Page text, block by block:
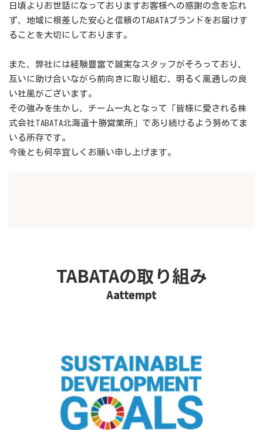
日頃よりお世話になっておりますお客様への感謝の念を忘れ
ず、地域に根差した安心と信頼のTABATAブランドをお届けす
ることを大切にしております。
また、弊社には経験豊富で誠実なスタッフがそろっており、
互いに助け合いながら前向きに取り組む、明るく風通しの良
い社風がございます。
その強みを生かし、チーム一丸となって「皆様に愛される株
式会社TABATA北海道十勝営業所」であり続けるよう努めてま
いる所存です。
今後とも何卒宜しくお願い申し上げます。
TABATAの取り組み
Aattempt